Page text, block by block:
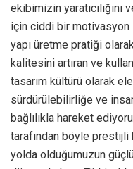
ekibimizin yaratıcılığını
için ciddi bir motivasyon
yapı üretme pratiği
kalitesini artıran ve
tasarım kültürü olarak
sürdürülebilirliğe ve
bağlılıkla hareket
tarafından böyle
yolda olduğumuzun